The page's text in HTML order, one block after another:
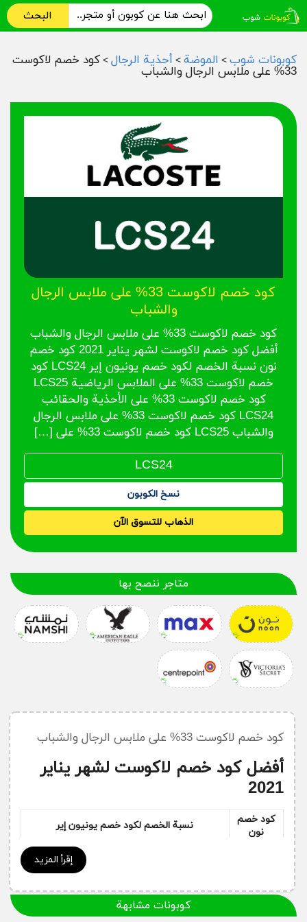
البحث
كوبونات شوب > الموضة > أحذية الرجال > كود خصم لاكوست
33% على ملابس الرجال والشباب
كود خصم لاكوست 33% على ملابس الرجال
والشباب
كود خصم لاكوست 33% على ملابس الرجال والشباب
أفضل كود خصم لاكوست لشهر يناير 2021 كود خصم
نون نسبة الخصم لكود خصم يونيون إير LCS24 كود
خصم لاكوست 33% على الملابس الرياضية LCS25
كود خصم لاكوست 33% على الأحذية والحقائب
LCS24 كود خصم لاكوست 33% على ملابس الرجال
والشباب LCS25 كود خصم لاكوست 33% على […]
نسخ الكوبون
الذهاب للتسوق الآن
متاجر ننصح بها
إقرأ المزيد
كود خصم لاكوست 33% على ملابس الرجال والشباب
أفضل كود خصم لاكوست لشهر يناير
2021
كود خصم
نون
نسبة الخصم لكود خصم يونيون إير
كود خصم لاكوست 33% على ملابس الرجال
والشباب
كوبونات مشابهة